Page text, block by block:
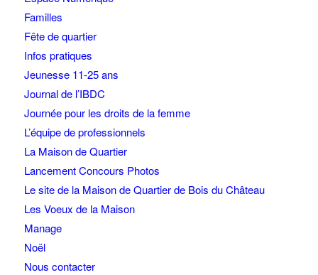
Familles
Fête de quartier
Infos pratiques
Jeunesse 11-25 ans
Journal de l’IBDC
Journée pour les droits de la femme
L’équipe de professionnels
La Maison de Quartier
Lancement Concours Photos
Le site de la Maison de Quartier de Bois du Château
Les Voeux de la Maison
Manage
Noël
Nous contacter